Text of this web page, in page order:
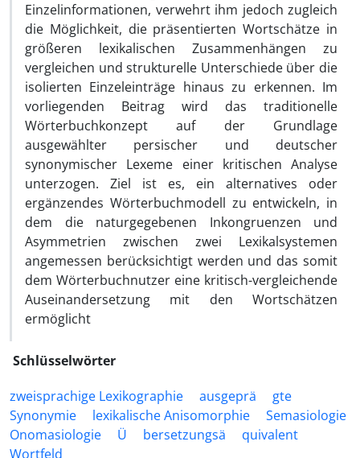
Einzelinformationen, verwehrt ihm jedoch zugleich
die Möglichkeit, die präsentierten Wortschätze in
größeren lexikalischen Zusammenhängen zu
vergleichen und strukturelle Unterschiede über die
isolierten Einzeleinträge hinaus zu erkennen. Im
vorliegenden Beitrag wird das traditionelle
Wörterbuchkonzept auf der Grundlage
ausgewählter persischer und deutscher
synonymischer Lexeme einer kritischen Analyse
unterzogen. Ziel ist es, ein alternatives oder
ergänzendes Wörterbuchmodell zu entwickeln, in
dem die naturgegebenen Inkongruenzen und
Asymmetrien zwischen zwei Lexikalsystemen
angemessen berücksichtigt werden und das somit
dem Wörterbuchnutzer eine kritisch-vergleichende
Auseinandersetzung mit den Wortschätzen
ermöglicht
Schlüsselwörter
zweisprachige Lexikographie
ausgeprä
gte
Synonymie
lexikalische Anisomorphie
Semasiologie
Onomasiologie
Ü bersetzungsä
quivalent
Wortfeld